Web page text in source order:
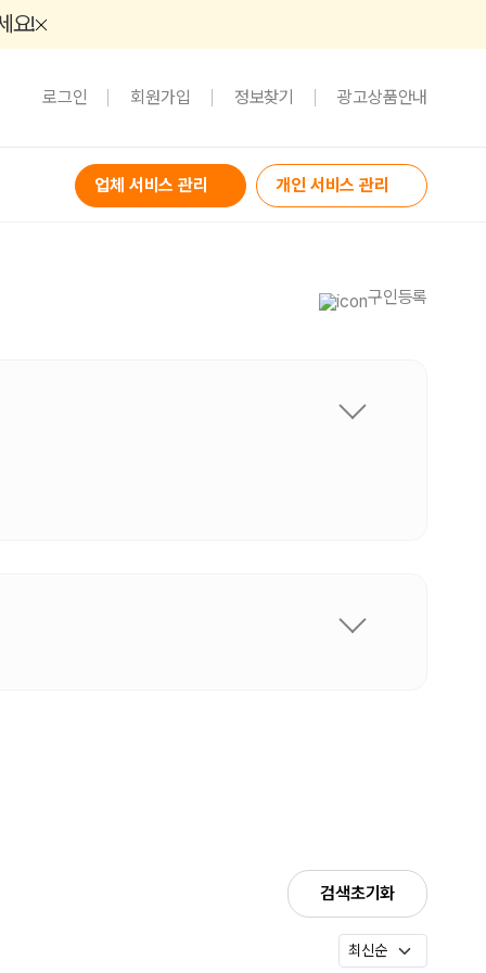
요!
로그인 회원가입 정보찾기 광고상품안내
업체 서비스 관리 개인 서비스 관리
구인등록
검색초기화